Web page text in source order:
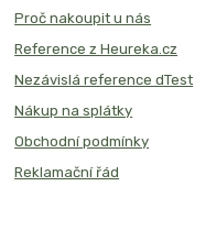
Proč nakoupit u nás
Reference z Heureka.cz
Nezávislá reference dTest
Nákup na splátky
Obchodní podmínky
Reklamační řád